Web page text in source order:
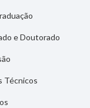
e Doutorado
Técnicos